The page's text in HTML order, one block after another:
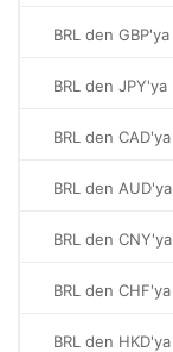
BRL den GBP'ya
BRL den JPY'ya
BRL den CAD'ya
BRL den AUD'ya
BRL den CNY'ya
BRL den CHF'ya
BRL den HKD'ya